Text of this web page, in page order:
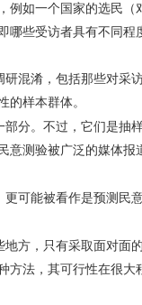
例如一个国家的选民
哪些受访者具有不同
混淆，包括那些对采
的样本群体。
分。不过，它们是抽
意测验被广泛的媒体
可能被看作是预测民
方，只有采取面对面
方法，其可行性在很